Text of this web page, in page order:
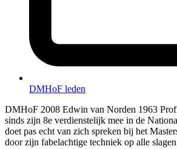
DMHoF leden
DMHoF 2008 Edwin van Norden 1963
sinds zijn 8e verdienstelijk mee in de
doet pas echt van zich spreken bij het
door zijn fabelachtige techniek op alle